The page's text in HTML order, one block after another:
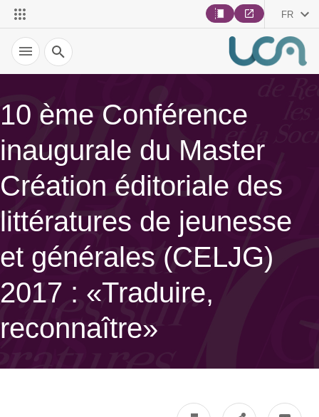
FR
Recherche
10 ème Conférence
inaugurale du Master
Création éditoriale des
littératures de jeunesse
et générales (CELJG)
2017 : «Traduire,
reconnaître»